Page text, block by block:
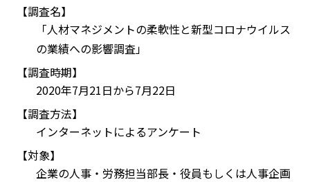
【調査名】
「人材マネジメントの柔軟性と新型コロナウイルス
の業績への影響調査」
【調査時期】
2020年7月21日から7月22日
【調査方法】
インターネットによるアンケート
【対象】
企業の人事・労務担当部長・役員もしくは人事企画